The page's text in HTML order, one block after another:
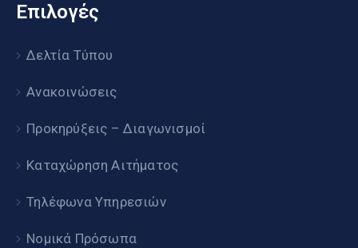
Επιλογές
Δελτία Τύπου
Ανακοινώσεις
Προκηρύξεις – Διαγωνισμοί
Καταχώρηση Αιτήματος
Τηλέφωνα Υπηρεσιών
Νομικά Πρόσωπα